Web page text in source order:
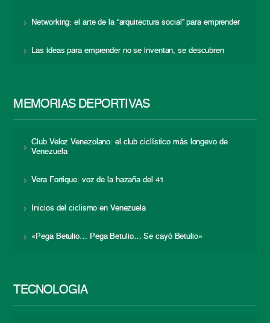
Networking: el arte de la “arquitectura social” para emprender
Las ideas para emprender no se inventan, se descubren
MEMORIAS DEPORTIVAS
Club Veloz Venezolano: el club ciclístico más longevo de
Venezuela
Vera Fortique: voz de la hazaña del 41
Inicios del ciclismo en Venezuela
«Pega Betulio… Pega Betulio… Se cayó Betulio»
TECNOLOGÍA